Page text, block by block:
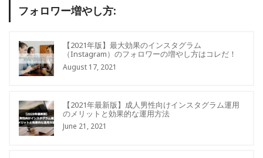
フォロワー増やし方:
【2021年版】最大効果のインスタグラム
（Instagram）のフォロワーの増やし方はコレだ！
August 17, 2021
【2021年最新版】成人男性向けインスタグラム運用
のメリットと効果的な運用方法
June 21, 2021